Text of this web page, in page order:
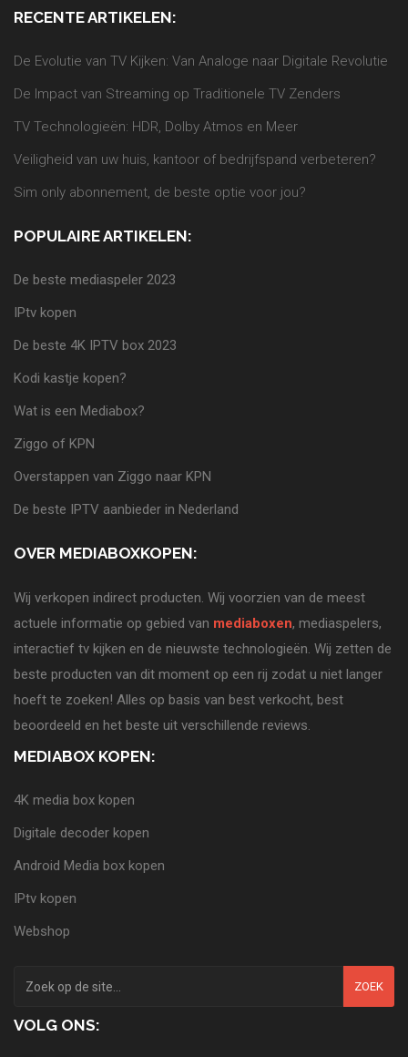
RECENTE ARTIKELEN:
De Evolutie van TV Kijken: Van Analoge naar Digitale Revolutie
De Impact van Streaming op Traditionele TV Zenders
TV Technologieën: HDR, Dolby Atmos en Meer
Veiligheid van uw huis, kantoor of bedrijfspand verbeteren?
Sim only abonnement, de beste optie voor jou?
POPULAIRE ARTIKELEN:
De beste mediaspeler 2023
IPtv kopen
De beste 4K IPTV box 2023
Kodi kastje kopen?
Wat is een Mediabox?
Ziggo of KPN
Overstappen van Ziggo naar KPN
De beste IPTV aanbieder in Nederland
OVER MEDIABOXKOPEN:
Wij verkopen indirect producten. Wij voorzien van de meest
actuele informatie op gebied van mediaboxen, mediaspelers,
interactief tv kijken en de nieuwste technologieën. Wij zetten de
beste producten van dit moment op een rij zodat u niet langer
hoeft te zoeken! Alles op basis van best verkocht, best
beoordeeld en het beste uit verschillende reviews.
MEDIABOX KOPEN:
4K media box kopen
Digitale decoder kopen
Android Media box kopen
IPtv kopen
Webshop
ZOEK
VOLG ONS: